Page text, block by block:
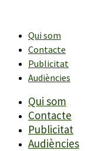
contingutQui som
Contacte
Publicitat
Audiències
Qui som
Contacte
Publicitat
Audiències